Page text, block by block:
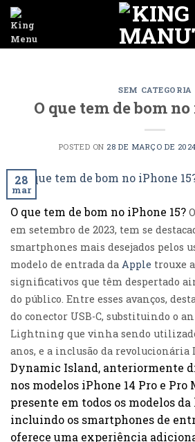
Skip
content
SEM CATEGORIA
O que tem de bom
POSTED ON 28 DE MARÇO DE 2024
28
mar
O que tem de bom no iPhone 15?
em setembro de 2023, tem se
smartphones mais desejados pelos
modelo de entrada da Apple trouxe
significativos que têm despertado
do público. Entre esses avanços,
do conector USB-C, substituindo o
Lightning que vinha sendo
anos, e a inclusão da revolucionária
Dynamic Island, anteriormente
nos modelos iPhone 14 Pro e Pro
presente em todos os modelos
incluindo os smartphones de
oferece uma experiência